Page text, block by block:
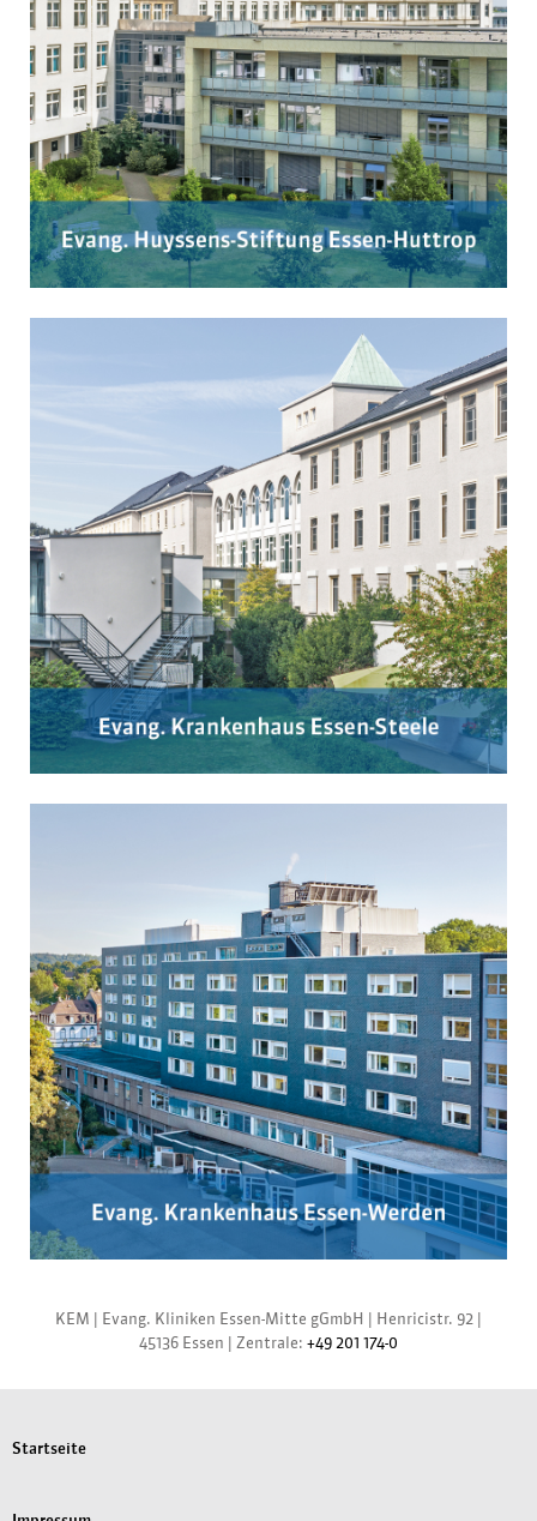
KEM | Evang. Kliniken Essen-Mitte gGmbH | Henricistr. 92 |
45136 Essen | Zentrale: +49 201 174-0
Startseite